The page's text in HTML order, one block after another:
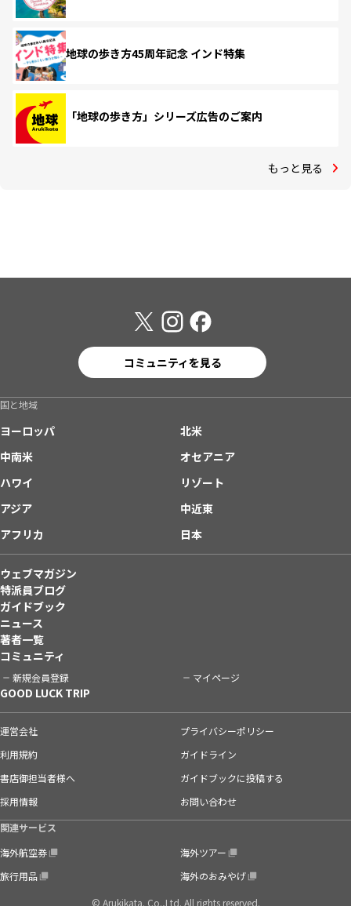
地球の歩き方45周年記念 インド特集
「地球の歩き方」シリーズ広告のご案内
もっと見る
コミュニティを見る
国と地域
ヨーロッパ
北米
中南米
オセアニア
ハワイ
リゾート
アジア
中近東
アフリカ
日本
ウェブマガジン
特派員ブログ
ガイドブック
ニュース
著者一覧
コミュニティ
新規会員登録 マイページ
GOOD LUCK TRIP
運営会社
プライバシーポリシー
利用規約
ガイドライン
書店御担当者様へ
ガイドブックに投稿する
採用情報
お問い合わせ
関連サービス
海外航空券
海外ツアー
旅行用品
海外のおみやげ
© Arukikata. Co.,Ltd. All rights reserved.